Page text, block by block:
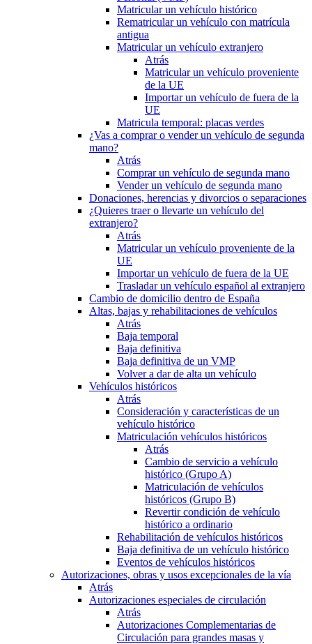
Matricular un vehículo histórico
Rematricular un vehículo con matrícula
antigua
Matricular un vehículo extranjero
Atrás
Matricular un vehículo proveniente
de la UE
Importar un vehículo de fuera de la
UE
Matricula temporal: placas verdes
¿Vas a comprar o vender un vehículo de segunda
mano?
Atrás
Comprar un vehículo de segunda mano
Vender un vehículo de segunda mano
Donaciones, herencias y divorcios o separaciones
¿Quieres traer o llevarte un vehículo del
extranjero?
Atrás
Matricular un vehículo proveniente de la
UE
Importar un vehículo de fuera de la UE
Trasladar un vehículo español al extranjero
Cambio de domicilio dentro de España
Altas, bajas y rehabilitaciones de vehículos
Atrás
Baja temporal
Baja definitiva
Baja definitiva de un VMP
Volver a dar de alta un vehículo
Vehículos históricos
Atrás
Consideración y características de un
vehículo histórico
Matriculación vehículos históricos
Atrás
Cambio de servicio a vehículo
histórico (Grupo A)
Matriculación de vehículos
históricos (Grupo B)
Revertir condición de vehículo
histórico a ordinario
Rehabilitación de vehículos históricos
Baja definitiva de un vehículo histórico
Eventos de vehículos históricos
Autorizaciones, obras y usos excepcionales de la vía
Atrás
Autorizaciones especiales de circulación
Atrás
Autorizaciones Complementarias de
Circulación para grandes masas y